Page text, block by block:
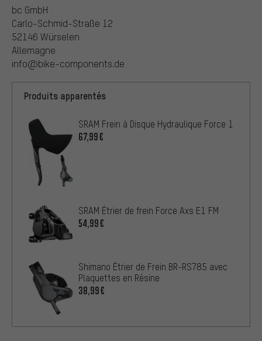
bc GmbH
Carlo-Schmid-Straße 12
52146 Würselen
Allemagne
info@bike-components.de
Produits apparentés
SRAM Frein à Disque Hydraulique Force 1
67,99€
SRAM Étrier de frein Force Axs E1 FM
54,99€
Shimano Étrier de Frein BR-RS785 avec
Plaquettes en Résine
38,99€